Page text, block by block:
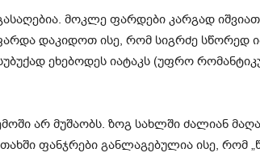
მოკლე ფარდები კარგად
დაკიდოთ ისე, რომ სიგრძე სწორედ
ეხებოდეს იატაკს (უფრო
არ მუშაობს. ზოგ სახლში ძალიან
ფანჯრები განლაგებულია ისე, რომ